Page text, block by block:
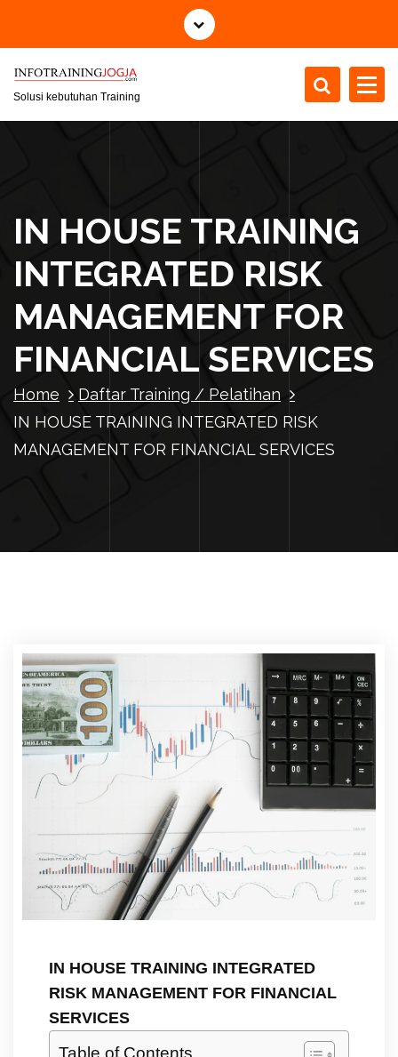
i
Solusi kebutuhan Training
IN HOUSE TRAINING
INTEGRATED RISK
MANAGEMENT FOR
FINANCIAL SERVICES
Home
Daftar Training / Pelatihan
IN HOUSE TRAINING INTEGRATED RISK
MANAGEMENT FOR FINANCIAL SERVICES
IN HOUSE TRAINING INTEGRATED
RISK MANAGEMENT FOR FINANCIAL
SERVICES
Table of Contents